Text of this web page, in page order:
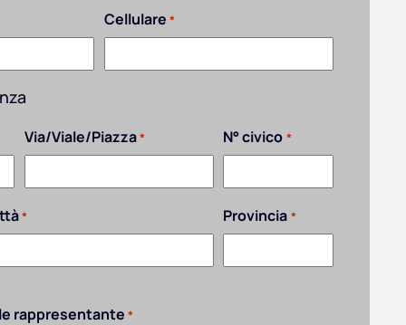
Cellulare *
Via/Viale/Piazza* N° civico *
* Provincia *
rappresentante *